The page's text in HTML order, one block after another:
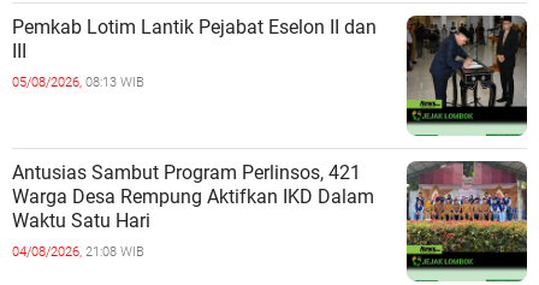
Pemkab Lotim Lantik Pejabat Eselon II dan
III
05/08/2026, 08:13 WIB
Antusias Sambut Program Perlinsos, 421
Warga Desa Rempung Aktifkan IKD Dalam
Waktu Satu Hari
04/08/2026, 21:08 WIB